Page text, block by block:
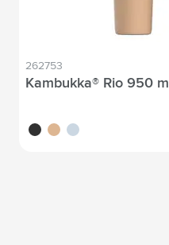
262753
Kambukka® Rio 950 ml
noir amandababy blue